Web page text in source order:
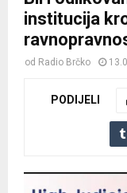
institucija
od Radio Brčko
PODIJELI